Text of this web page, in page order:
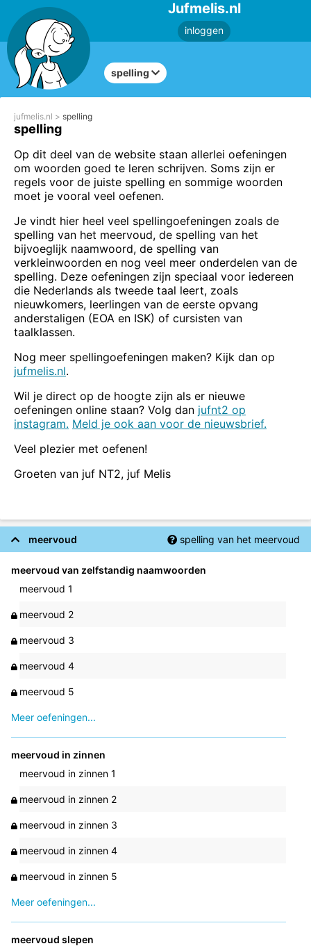
Jufmelis.nl
inloggen
spelling
jufmelis.nl spelling
spelling
Op dit deel van de website staan allerlei oefeningen
om woorden goed te leren schrijven. Soms zijn er
regels voor de juiste spelling en sommige woorden
moet je vooral veel oefenen.
Je vindt hier heel veel spellingoefeningen zoals de
spelling van het meervoud, de spelling van het
bijvoeglijk naamwoord, de spelling van
verkleinwoorden en nog veel meer onderdelen van de
spelling. Deze oefeningen zijn speciaal voor iedereen
die Nederlands als tweede taal leert, zoals
nieuwkomers, leerlingen van de eerste opvang
anderstaligen (EOA en ISK) of cursisten van
taalklassen.
Nog meer spellingoefeningen maken? Kijk dan op
jufmelis.nl.
Wil je direct op de hoogte zijn als er nieuwe
oefeningen online staan? Volg dan jufnt2 op
instagram. Meld je ook aan voor de nieuwsbrief.
Veel plezier met oefenen!
Groeten van juf NT2, juf Melis
meervoud spelling van het meervoud
meervoud van zelfstandig naamwoorden
meervoud 1
meervoud 2
meervoud 3
meervoud 4
meervoud 5
Meer oefeningen...
meervoud in zinnen
meervoud in zinnen 1
meervoud in zinnen 2
meervoud in zinnen 3
meervoud in zinnen 4
meervoud in zinnen 5
Meer oefeningen...
meervoud slepen